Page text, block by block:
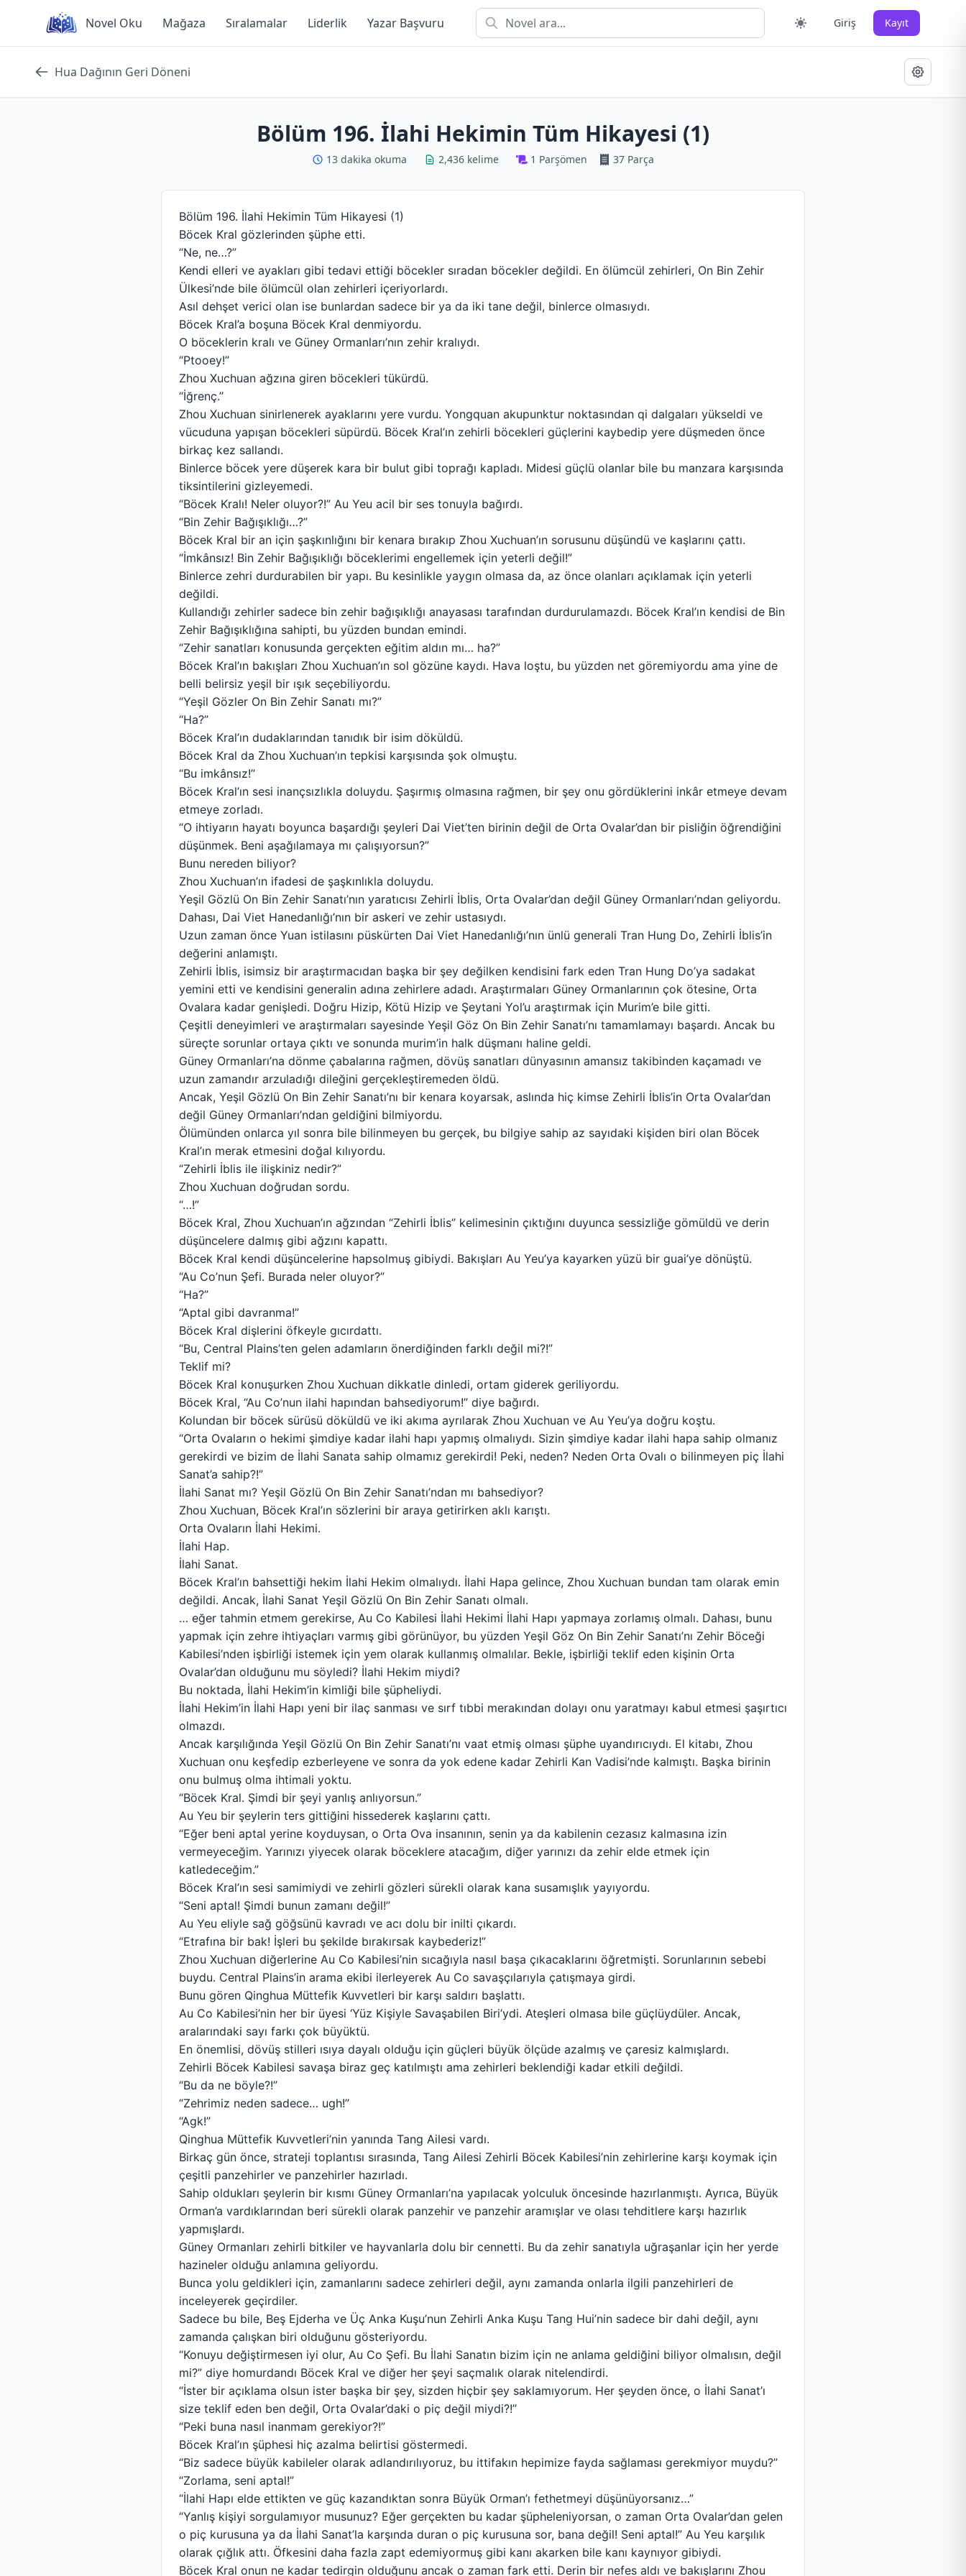
content
Novel Oku Mağaza Sıralamalar Liderlik Yazar Başvuru Giriş Kayıt
Hua Dağının Geri Döneni
Bölüm 196. İlahi Hekimin Tüm Hikayesi (1)
13 dakika okuma 2,436 kelime 1 Parşömen 37 Parça
Bölüm 196. İlahi Hekimin Tüm Hikayesi (1)
Böcek Kral gözlerinden şüphe etti.
“Ne, ne…?”
Kendi elleri ve ayakları gibi tedavi ettiği böcekler sıradan böcekler değildi. En ölümcül zehirleri, On Bin Zehir
Ülkesi’nde bile ölümcül olan zehirleri içeriyorlardı.
Asıl dehşet verici olan ise bunlardan sadece bir ya da iki tane değil, binlerce olmasıydı.
Böcek Kral’a boşuna Böcek Kral denmiyordu.
O böceklerin kralı ve Güney Ormanları’nın zehir kralıydı.
“Ptooey!”
Zhou Xuchuan ağzına giren böcekleri tükürdü.
“İğrenç.”
Zhou Xuchuan sinirlenerek ayaklarını yere vurdu. Yongquan akupunktur noktasından qi dalgaları yükseldi ve
vücuduna yapışan böcekleri süpürdü. Böcek Kral’ın zehirli böcekleri güçlerini kaybedip yere düşmeden önce
birkaç kez sallandı.
Binlerce böcek yere düşerek kara bir bulut gibi toprağı kapladı. Midesi güçlü olanlar bile bu manzara karşısında
tiksintilerini gizleyemedi.
“Böcek Kralı! Neler oluyor?!” Au Yeu acil bir ses tonuyla bağırdı.
“Bin Zehir Bağışıklığı…?”
Böcek Kral bir an için şaşkınlığını bir kenara bırakıp Zhou Xuchuan’ın sorusunu düşündü ve kaşlarını çattı.
“İmkânsız! Bin Zehir Bağışıklığı böceklerimi engellemek için yeterli değil!”
Binlerce zehri durdurabilen bir yapı. Bu kesinlikle yaygın olmasa da, az önce olanları açıklamak için yeterli
değildi.
Kullandığı zehirler sadece bin zehir bağışıklığı anayasası tarafından durdurulamazdı. Böcek Kral’ın kendisi de Bin
Zehir Bağışıklığına sahipti, bu yüzden bundan emindi.
“Zehir sanatları konusunda gerçekten eğitim aldın mı… ha?”
Böcek Kral’ın bakışları Zhou Xuchuan’ın sol gözüne kaydı. Hava loştu, bu yüzden net göremiyordu ama yine de
belli belirsiz yeşil bir ışık seçebiliyordu.
“Yeşil Gözler On Bin Zehir Sanatı mı?”
“Ha?”
Böcek Kral’ın dudaklarından tanıdık bir isim döküldü.
Böcek Kral da Zhou Xuchuan’ın tepkisi karşısında şok olmuştu.
“Bu imkânsız!”
Böcek Kral’ın sesi inançsızlıkla doluydu. Şaşırmış olmasına rağmen, bir şey onu gördüklerini inkâr etmeye devam
etmeye zorladı.
“O ihtiyarın hayatı boyunca başardığı şeyleri Dai Viet’ten birinin değil de Orta Ovalar’dan bir pisliğin öğrendiğini
düşünmek. Beni aşağılamaya mı çalışıyorsun?”
Bunu nereden biliyor?
Zhou Xuchuan’ın ifadesi de şaşkınlıkla doluydu.
Yeşil Gözlü On Bin Zehir Sanatı’nın yaratıcısı Zehirli İblis, Orta Ovalar’dan değil Güney Ormanları’ndan geliyordu.
Dahası, Dai Viet Hanedanlığı’nın bir askeri ve zehir ustasıydı.
Uzun zaman önce Yuan istilasını püskürten Dai Viet Hanedanlığı’nın ünlü generali Tran Hung Do, Zehirli İblis’in
değerini anlamıştı.
Zehirli İblis, isimsiz bir araştırmacıdan başka bir şey değilken kendisini fark eden Tran Hung Do’ya sadakat
yemini etti ve kendisini generalin adına zehirlere adadı. Araştırmaları Güney Ormanlarının çok ötesine, Orta
Ovalara kadar genişledi. Doğru Hizip, Kötü Hizip ve Şeytani Yol’u araştırmak için Murim’e bile gitti.
Çeşitli deneyimleri ve araştırmaları sayesinde Yeşil Göz On Bin Zehir Sanatı’nı tamamlamayı başardı. Ancak bu
süreçte sorunlar ortaya çıktı ve sonunda murim’in halk düşmanı haline geldi.
Güney Ormanları’na dönme çabalarına rağmen, dövüş sanatları dünyasının amansız takibinden kaçamadı ve
uzun zamandır arzuladığı dileğini gerçekleştiremeden öldü.
Ancak, Yeşil Gözlü On Bin Zehir Sanatı’nı bir kenara koyarsak, aslında hiç kimse Zehirli İblis’in Orta Ovalar’dan
değil Güney Ormanları’ndan geldiğini bilmiyordu.
Ölümünden onlarca yıl sonra bile bilinmeyen bu gerçek, bu bilgiye sahip az sayıdaki kişiden biri olan Böcek
Kral’ın merak etmesini doğal kılıyordu.
“Zehirli İblis ile ilişkiniz nedir?”
Zhou Xuchuan doğrudan sordu.
“…!”
Böcek Kral, Zhou Xuchuan’ın ağzından “Zehirli İblis” kelimesinin çıktığını duyunca sessizliğe gömüldü ve derin
düşüncelere dalmış gibi ağzını kapattı.
Böcek Kral kendi düşüncelerine hapsolmuş gibiydi. Bakışları Au Yeu’ya kayarken yüzü bir guai’ye dönüştü.
“Au Co’nun Şefi. Burada neler oluyor?”
“Ha?”
“Aptal gibi davranma!”
Böcek Kral dişlerini öfkeyle gıcırdattı.
“Bu, Central Plains’ten gelen adamların önerdiğinden farklı değil mi?!”
Teklif mi?
Böcek Kral konuşurken Zhou Xuchuan dikkatle dinledi, ortam giderek geriliyordu.
Böcek Kral, “Au Co’nun ilahi hapından bahsediyorum!” diye bağırdı.
Kolundan bir böcek sürüsü döküldü ve iki akıma ayrılarak Zhou Xuchuan ve Au Yeu’ya doğru koştu.
“Orta Ovaların o hekimi şimdiye kadar ilahi hapı yapmış olmalıydı. Sizin şimdiye kadar ilahi hapa sahip olmanız
gerekirdi ve bizim de İlahi Sanata sahip olmamız gerekirdi! Peki, neden? Neden Orta Ovalı o bilinmeyen piç İlahi
Sanat’a sahip?!”
İlahi Sanat mı? Yeşil Gözlü On Bin Zehir Sanatı’ndan mı bahsediyor?
Zhou Xuchuan, Böcek Kral’ın sözlerini bir araya getirirken aklı karıştı.
Orta Ovaların İlahi Hekimi.
İlahi Hap.
İlahi Sanat.
Böcek Kral’ın bahsettiği hekim İlahi Hekim olmalıydı. İlahi Hapa gelince, Zhou Xuchuan bundan tam olarak emin
değildi. Ancak, İlahi Sanat Yeşil Gözlü On Bin Zehir Sanatı olmalı.
… eğer tahmin etmem gerekirse, Au Co Kabilesi İlahi Hekimi İlahi Hapı yapmaya zorlamış olmalı. Dahası, bunu
yapmak için zehre ihtiyaçları varmış gibi görünüyor, bu yüzden Yeşil Göz On Bin Zehir Sanatı’nı Zehir Böceği
Kabilesi’nden işbirliği istemek için yem olarak kullanmış olmalılar. Bekle, işbirliği teklif eden kişinin Orta
Ovalar’dan olduğunu mu söyledi? İlahi Hekim miydi?
Bu noktada, İlahi Hekim’in kimliği bile şüpheliydi.
İlahi Hekim’in İlahi Hapı yeni bir ilaç sanması ve sırf tıbbi merakından dolayı onu yaratmayı kabul etmesi şaşırtıcı
olmazdı.
Ancak karşılığında Yeşil Gözlü On Bin Zehir Sanatı’nı vaat etmiş olması şüphe uyandırıcıydı. El kitabı, Zhou
Xuchuan onu keşfedip ezberleyene ve sonra da yok edene kadar Zehirli Kan Vadisi’nde kalmıştı. Başka birinin
onu bulmuş olma ihtimali yoktu.
“Böcek Kral. Şimdi bir şeyi yanlış anlıyorsun.”
Au Yeu bir şeylerin ters gittiğini hissederek kaşlarını çattı.
“Eğer beni aptal yerine koyduysan, o Orta Ova insanının, senin ya da kabilenin cezasız kalmasına izin
vermeyeceğim. Yarınızı yiyecek olarak böceklere atacağım, diğer yarınızı da zehir elde etmek için
katledeceğim.”
Böcek Kral’ın sesi samimiydi ve zehirli gözleri sürekli olarak kana susamışlık yayıyordu.
“Seni aptal! Şimdi bunun zamanı değil!”
Au Yeu eliyle sağ göğsünü kavradı ve acı dolu bir inilti çıkardı.
“Etrafına bir bak! İşleri bu şekilde bırakırsak kaybederiz!”
Zhou Xuchuan diğerlerine Au Co Kabilesi’nin sıcağıyla nasıl başa çıkacaklarını öğretmişti. Sorunlarının sebebi
buydu. Central Plains’in arama ekibi ilerleyerek Au Co savaşçılarıyla çatışmaya girdi.
Bunu gören Qinghua Müttefik Kuvvetleri bir karşı saldırı başlattı.
Au Co Kabilesi’nin her bir üyesi ‘Yüz Kişiyle Savaşabilen Biri’ydi. Ateşleri olmasa bile güçlüydüler. Ancak,
aralarındaki sayı farkı çok büyüktü.
En önemlisi, dövüş stilleri ısıya dayalı olduğu için güçleri büyük ölçüde azalmış ve çaresiz kalmışlardı.
Zehirli Böcek Kabilesi savaşa biraz geç katılmıştı ama zehirleri beklendiği kadar etkili değildi.
“Bu da ne böyle?!”
“Zehrimiz neden sadece… ugh!”
“Agk!”
Qinghua Müttefik Kuvvetleri’nin yanında Tang Ailesi vardı.
Birkaç gün önce, strateji toplantısı sırasında, Tang Ailesi Zehirli Böcek Kabilesi’nin zehirlerine karşı koymak için
çeşitli panzehirler ve panzehirler hazırladı.
Sahip oldukları şeylerin bir kısmı Güney Ormanları’na yapılacak yolculuk öncesinde hazırlanmıştı. Ayrıca, Büyük
Orman’a vardıklarından beri sürekli olarak panzehir ve panzehir aramışlar ve olası tehditlere karşı hazırlık
yapmışlardı.
Güney Ormanları zehirli bitkiler ve hayvanlarla dolu bir cennetti. Bu da zehir sanatıyla uğraşanlar için her yerde
hazineler olduğu anlamına geliyordu.
Bunca yolu geldikleri için, zamanlarını sadece zehirleri değil, aynı zamanda onlarla ilgili panzehirleri de
inceleyerek geçirdiler.
Sadece bu bile, Beş Ejderha ve Üç Anka Kuşu’nun Zehirli Anka Kuşu Tang Hui’nin sadece bir dahi değil, aynı
zamanda çalışkan biri olduğunu gösteriyordu.
“Konuyu değiştirmesen iyi olur, Au Co Şefi. Bu İlahi Sanatın bizim için ne anlama geldiğini biliyor olmalısın, değil
mi?” diye homurdandı Böcek Kral ve diğer her şeyi saçmalık olarak nitelendirdi.
“İster bir açıklama olsun ister başka bir şey, sizden hiçbir şey saklamıyorum. Her şeyden önce, o İlahi Sanat’ı
size teklif eden ben değil, Orta Ovalar’daki o piç değil miydi?!”
“Peki buna nasıl inanmam gerekiyor?!”
Böcek Kral’ın şüphesi hiç azalma belirtisi göstermedi.
“Biz sadece büyük kabileler olarak adlandırılıyoruz, bu ittifakın hepimize fayda sağlaması gerekmiyor muydu?”
“Zorlama, seni aptal!”
“İlahi Hapı elde ettikten ve güç kazandıktan sonra Büyük Orman’ı fethetmeyi düşünüyorsanız…”
“Yanlış kişiyi sorgulamıyor musunuz? Eğer gerçekten bu kadar şüpheleniyorsan, o zaman Orta Ovalar’dan gelen
o piç kurusuna ya da İlahi Sanat’la karşında duran o piç kurusuna sor, bana değil! Seni aptal!” Au Yeu karşılık
olarak çığlık attı. Öfkesini daha fazla zapt edemiyormuş gibi kanı akarken bile kanı kaynıyor gibiydi.
Böcek Kral onun ne kadar tedirgin olduğunu ancak o zaman fark etti. Derin bir nefes aldı ve bakışlarını Zhou